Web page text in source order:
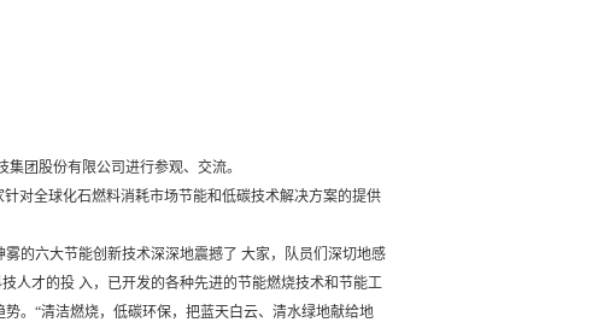
团股份有限公司进行参观、交流。
对全球化石燃料消耗市场节能和低碳技术解决方案的提供
的六大节能创新技术深深地震撼了 大家，队员们深切地感
人才的投 入，已开发的各种先进的节能燃烧技术和节能工
。“清洁燃烧，低碳环保，把蓝天白云、清水绿地献给地